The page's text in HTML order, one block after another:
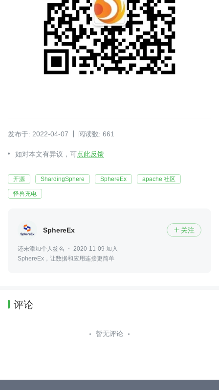
发布于: 2022-04-07 阅读数: 661
如对本文有异议，可点此反馈
开源 ShardingSphere SphereEx apache 社区
怪兽充电
SphereEx  关注
还未添加个人签名
2020-11-09 加入
SphereEx，让数据和应用连接更简单
评论
暂无评论